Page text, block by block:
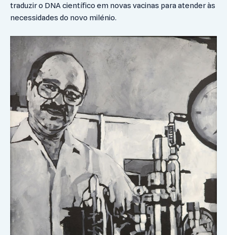
traduzir o DNA científico em novas vacinas para atender às
necessidades do novo milénio.